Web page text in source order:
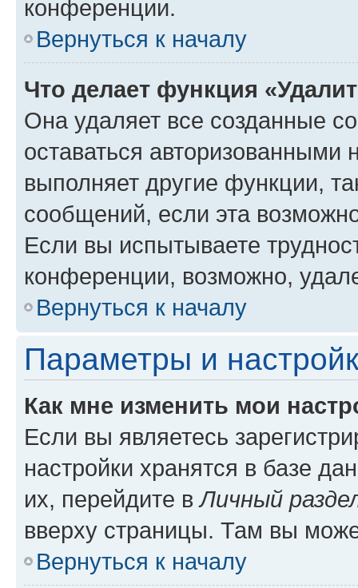
конференции.
Вернуться к началу
Что делает функция
Она удаляет все созданные
оставаться авторизованными
выполняет другие функции,
сообщений, если эта
Если вы испытываете
конференции, возможно,
Вернуться к началу
Параметры и
Как мне изменить мои
Если вы являетесь
настройки хранятся в базе
их, перейдите вЛичный
вверху страницы. Там вы
Вернуться к началу